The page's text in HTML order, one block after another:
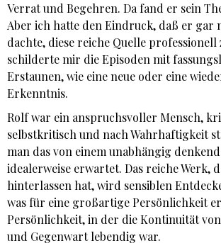
Verrat und Begehren. Da fand er sein
Aber ich hatte den Eindruck, daß er gar
dachte, diese reiche Quelle professionell
schilderte mir die Episoden mit
Erstaunen, wie eine neue oder eine
Erkenntnis.
Rolf war ein anspruchsvoller Mensch,
selbstkritisch und nach Wahrhaftigkeit
man das von einem unabhängig
idealerweise erwartet. Das reiche Werk,
hinterlassen hat, wird sensiblen
was für eine großartige Persönlichkeit
Persönlichkeit, in der die Kontinuität
und Gegenwart lebendig war.